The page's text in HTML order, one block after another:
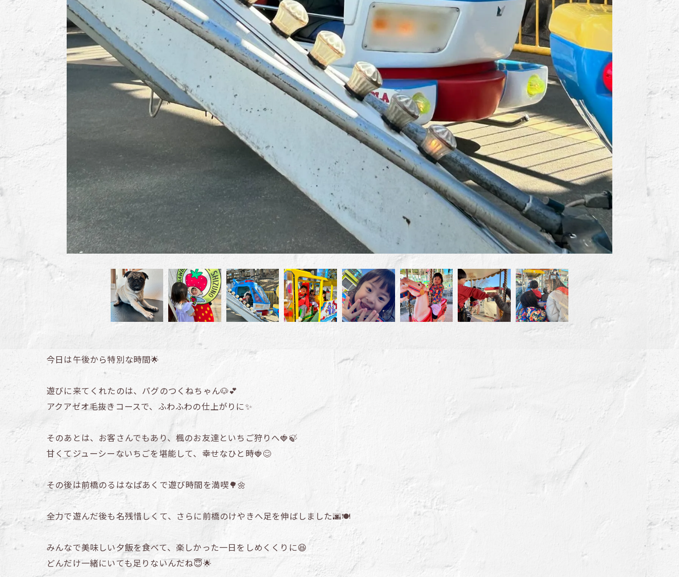
今日は午後から特別な時間🌟
遊びに来てくれたのは、パグのつくねちゃん🐶💕
アクアゼオ毛抜きコースで、ふわふわの仕上がりに✨
そのあとは、お客さんでもあり、楓のお友達といちご狩りへ🍓🍃
甘くてジューシーないちごを堪能して、幸せなひと時🍓😊
その後は前橋のるはなぱあくで遊び時間を満喫🌳🌼
全力で遊んだ後も名残惜しくて、さらに前橋のけやきへ足を伸ばしました🌆🍽️
みんなで美味しい夕飯を食べて、楽しかった一日をしめくくりに😆
どんだけ一緒にいても足りないんだね😇🌟